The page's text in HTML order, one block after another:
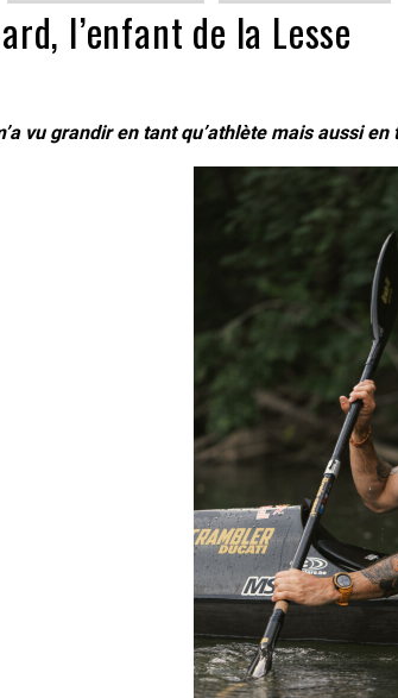
l’enfant de la Lesse
vu grandir en tant qu’athlète mais aussi en